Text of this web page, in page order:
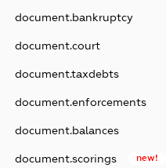
document.bankruptcy
document.court
document.taxdebts
document.enforcements
document.balances
document.scorings new!